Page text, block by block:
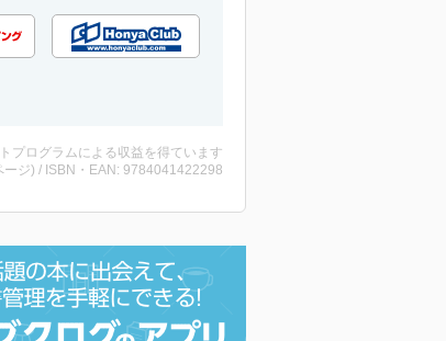
プログラムによる収益を得ています
ジ) / ISBN・EAN: 9784041422298